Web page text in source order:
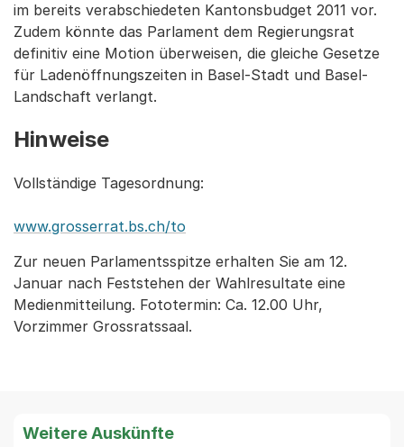
im bereits verabschiedeten Kantonsbudget 2011 vor.
Zudem könnte das Parlament dem Regierungsrat
definitiv eine Motion überweisen, die gleiche Gesetze
für Ladenöffnungszeiten in Basel-Stadt und Basel-
Landschaft verlangt.
Hinweise
Vollständige Tagesordnung:
www.grosserrat.bs.ch/to
Zur neuen Parlamentsspitze erhalten Sie am 12.
Januar nach Feststehen der Wahlresultate eine
Medienmitteilung. Fototermin: Ca. 12.00 Uhr,
Vorzimmer Grossratssaal.
Weitere Auskünfte